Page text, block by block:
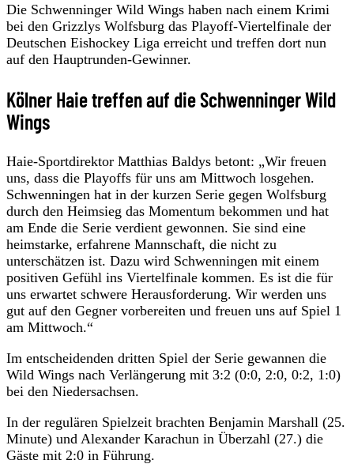
Die Schwenninger Wild Wings haben nach einem Krimi
bei den Grizzlys Wolfsburg das Playoff-Viertelfinale der
Deutschen Eishockey Liga erreicht und treffen dort nun
auf den Hauptrunden-Gewinner.
Kölner Haie treffen auf die Schwenninger Wild
Wings
Haie-Sportdirektor Matthias Baldys betont: „Wir freuen
uns, dass die Playoffs für uns am Mittwoch losgehen.
Schwenningen hat in der kurzen Serie gegen Wolfsburg
durch den Heimsieg das Momentum bekommen und hat
am Ende die Serie verdient gewonnen. Sie sind eine
heimstarke, erfahrene Mannschaft, die nicht zu
unterschätzen ist. Dazu wird Schwenningen mit einem
positiven Gefühl ins Viertelfinale kommen. Es ist die für
uns erwartet schwere Herausforderung. Wir werden uns
gut auf den Gegner vorbereiten und freuen uns auf Spiel 1
am Mittwoch.“
Im entscheidenden dritten Spiel der Serie gewannen die
Wild Wings nach Verlängerung mit 3:2 (0:0, 2:0, 0:2, 1:0)
bei den Niedersachsen.
In der regulären Spielzeit brachten Benjamin Marshall (25.
Minute) und Alexander Karachun in Überzahl (27.) die
Gäste mit 2:0 in Führung.